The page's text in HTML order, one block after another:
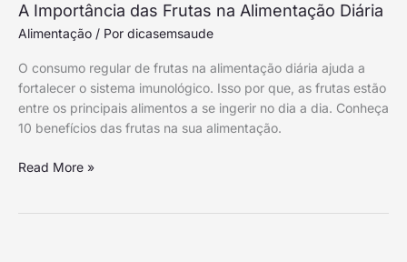
A Importância das Frutas na Alimentação Diária
Alimentação / Por dicasemsaude
O consumo regular de frutas na alimentação diária ajuda a
fortalecer o sistema imunológico. Isso por que, as frutas estão
entre os principais alimentos a se ingerir no dia a dia. Conheça
10 benefícios das frutas na sua alimentação.
A
Importância
Frutas
na
Alimentação
Diária
Read More »